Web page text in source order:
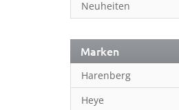
Neuheiten
Marken
Harenberg
Heye